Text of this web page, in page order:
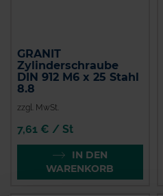
GRANIT
Zylinderschraube
DIN 912 M6 x 25 Stahl
8.8
zzgl. MwSt.
7,61 € / St
IN DEN
WARENKORB